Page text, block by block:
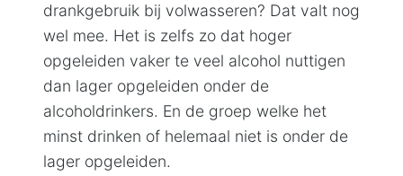
drankgebruik bij volwasseren? Dat valt nog
wel mee. Het is zelfs zo dat hoger
opgeleiden vaker te veel alcohol nuttigen
dan lager opgeleiden onder de
alcoholdrinkers. En de groep welke het
minst drinken of helemaal niet is onder de
lager opgeleiden.